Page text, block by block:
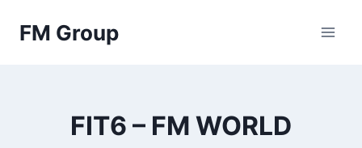
FM Group
FIT6 – FM WORLD